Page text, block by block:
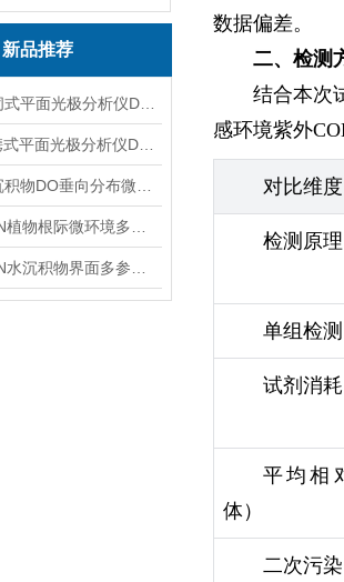
新品推荐
数据偏差。
二、检测
结合本次
感环境紫外
对比维度
检测原理
单组检
试剂消耗
平均相
体）
二次污染